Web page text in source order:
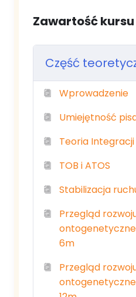
posturalnych
rozwoju ruchowego
Dla kogo
Pedagodzy,
zajęciowi, fizjoterapeuci.
Czego się
zaburzenia
poprowadzisz terapię
integracji
rozpoznanie i
interwencji zaburzeń
skutkujących
korygować
— przez ćwiczenia
Zawartość kursu
Część
Wprowadzenie
Umiejętność
Teoria
TOB i ATOS
Stabilizacja
Przegląd
6m
Przegląd